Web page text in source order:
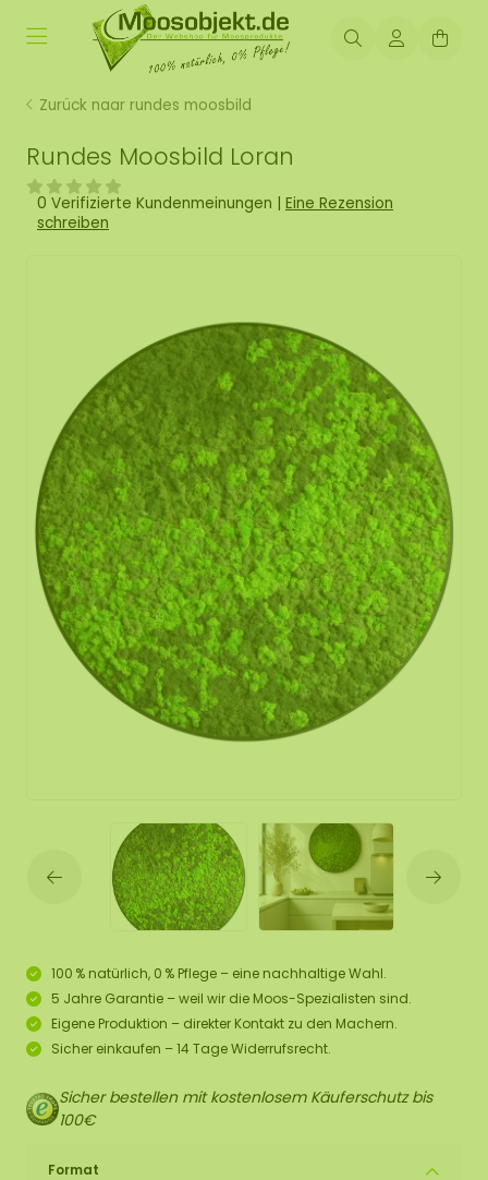
Zurück naar rundes moosbild
Rundes Moosbild Loran
0 Verifizierte Kundenmeinungen | Eine Rezension
schreiben
100 % natürlich, 0 % Pflege – eine nachhaltige Wahl.
5 Jahre Garantie – weil wir die Moos-Spezialisten sind.
Eigene Produktion – direkter Kontakt zu den Machern.
Sicher einkaufen – 14 Tage Widerrufsrecht.
Sicher bestellen mit kostenlosem Käuferschutz bis
100€
Format